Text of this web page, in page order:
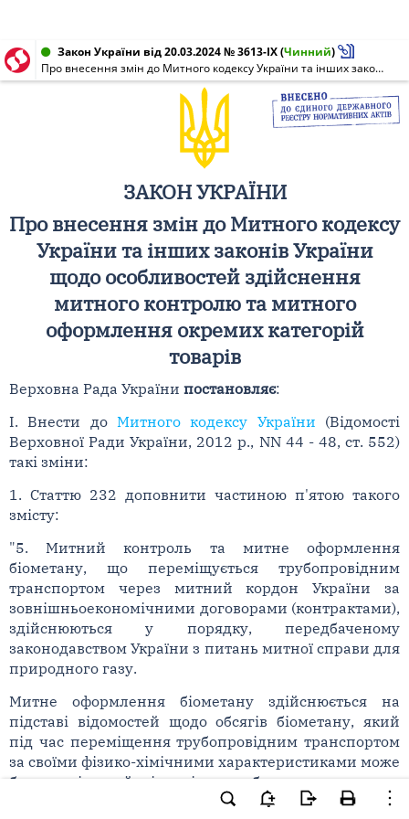
Закон України від 20.03.2024 № 3613-IX(Чинний)
Про внесення змін до Митного кодексу України та інших законів України щодо особливостей здійснення митного контролю та митного оформлення окремих категорій товарів